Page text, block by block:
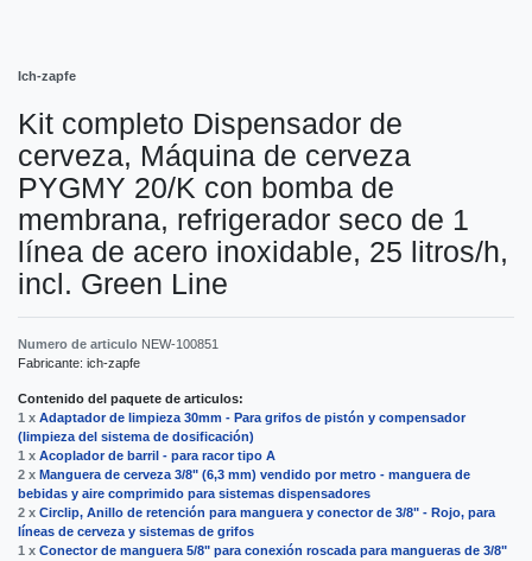
Ich-zapfe
Kit completo Dispensador de
cerveza, Máquina de cerveza
PYGMY 20/K con bomba de
membrana, refrigerador seco de 1
línea de acero inoxidable, 25 litros/h,
incl. Green Line
Numero de articulo NEW-100851
Fabricante: ich-zapfe
Contenido del paquete de articulos:
1 x Adaptador de limpieza 30mm - Para grifos de pistón y compensador
(limpieza del sistema de dosificación)
1 x Acoplador de barril - para racor tipo A
2 x Manguera de cerveza 3/8" (6,3 mm) vendido por metro - manguera de
bebidas y aire comprimido para sistemas dispensadores
2 x Circlip, Anillo de retención para manguera y conector de 3/8" - Rojo, para
líneas de cerveza y sistemas de grifos
1 x Conector de manguera 5/8" para conexión roscada para mangueras de 3/8"